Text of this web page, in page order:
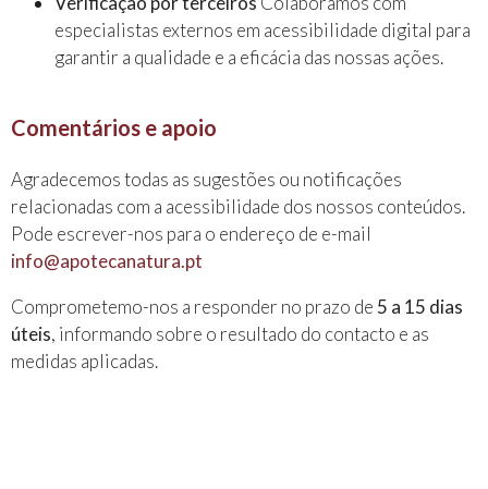
especialistas externos em acessibilidade digital para
garantir a qualidade e a eficácia das nossas ações.
Comentários e apoio
Agradecemos todas as sugestões ou notificações
relacionadas com a acessibilidade dos nossos conteúdos.
Pode escrever-nos para o endereço de e-mail
info@apotecanatura.pt
Comprometemo-nos a responder no prazo de 5 a 15 dias
úteis, informando sobre o resultado do contacto e as
medidas aplicadas.